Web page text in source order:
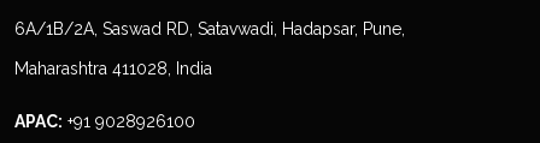
6A/1B/2A, Saswad RD, Satavwadi, Hadapsar, Pune,
Maharashtra 411028, India
APAC: +91 9028926100